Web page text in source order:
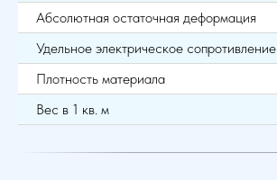
Абсолютная остаточная деформация
Удельное электрическое сопротивление
Плотность материала
Вес в 1 кв. м